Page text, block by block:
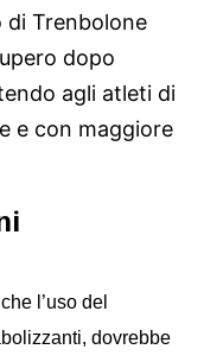
di Trenbolone
dopo
agli atleti di
e con maggiore
l’uso del
dovrebbe